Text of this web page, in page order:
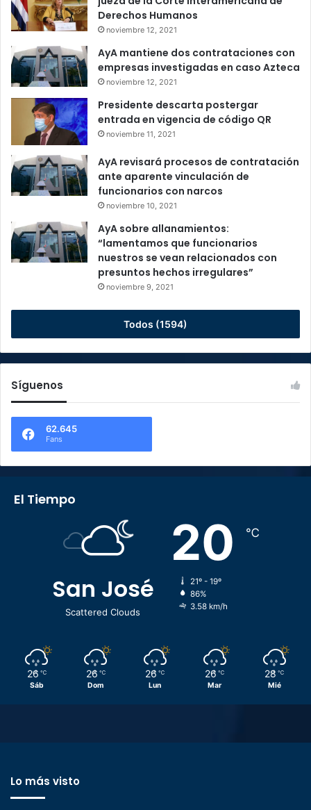
Derechos Humanos
noviembre 12, 2021
AyA mantiene dos contrataciones con
empresas investigadas en caso Azteca
noviembre 12, 2021
Presidente descarta postergar
entrada en vigencia de código QR
noviembre 11, 2021
AyA revisará procesos de contratación
ante aparente vinculación de
funcionarios con narcos
noviembre 10, 2021
AyA sobre allanamientos:
“lamentamos que funcionarios
nuestros se vean relacionados con
presuntos hechos irregulares”
noviembre 9, 2021
Todos (1594)
Síguenos
62.645
Fans
El Tiempo
San José
Scattered Clouds
20 ℃
21º - 19º
86%
3.58 km/h
26 ℃
Sáb
26 ℃
Dom
26 ℃
Lun
26 ℃
Mar
28 ℃
Mié
Lo más visto